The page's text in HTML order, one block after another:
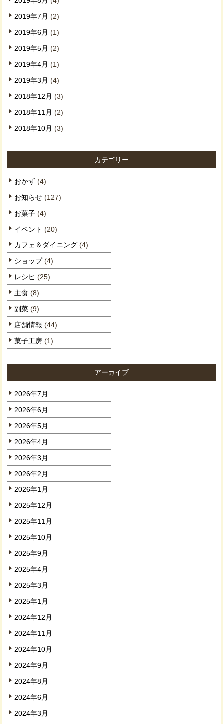
2019年7月 (2)
2019年6月 (1)
2019年5月 (2)
2019年4月 (1)
2019年3月 (4)
2018年12月 (3)
2018年11月 (2)
2018年10月 (3)
カテゴリー
おかず (4)
お知らせ (127)
お菓子 (4)
イベント (20)
カフェ＆ダイニング (4)
ショップ(4)
レシピ (25)
主食 (8)
副菜 (9)
店舗情報 (44)
菓子工房 (1)
アーカイブ
2026年7月
2026年6月
2026年5月
2026年4月
2026年3月
2026年2月
2026年1月
2025年12月
2025年11月
2025年10月
2025年9月
2025年4月
2025年3月
2025年1月
2024年12月
2024年11月
2024年10月
2024年9月
2024年8月
2024年6月
2024年3月